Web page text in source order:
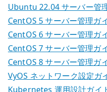
複
雑
性
は
ど
こ
Ubuntu 22.04 サーバー管
CentOS 5 サーバー管理ガ
CentOS 6 サーバー管理ガ
CentOS 7 サーバー管理ガ
CentOS 8 サーバー管理ガ
VyOS ネットワーク設定ガ
Kubernetes 運用設計ガイ